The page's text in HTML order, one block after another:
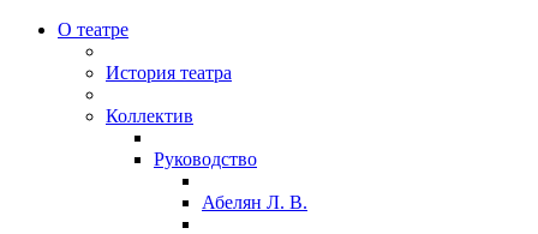
О театре
История театра
Коллектив
Руководство
Абелян Л. В.